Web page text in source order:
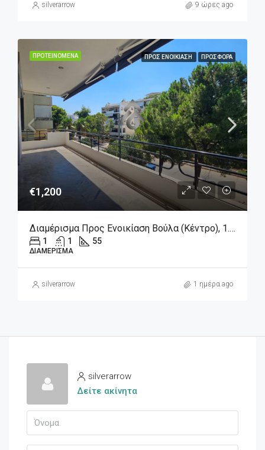
silverarrow 9 ώρες ago
ΠΡΟΤΕΙΝΌΜΕΝΑ ΠΡΟΣ ΕΝΟΙΚΊΑΣΗ ΠΡΟΣΦΟΡΆ
€1,200
Διαμέρισμα Προς Ενοικίαση Βούλα (Κέντρο), 1.200€, 55 Τ.μ.
1 1 55
ΔΙΑΜΈΡΙΣΜΑ
silverarrow 1 ημέρα ago
silverarrow
Δείτε ακίνητα